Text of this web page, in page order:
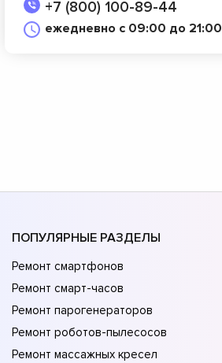
+7 (800) 100-89-44
ежедневно с 09:00 до 21:00
ПОПУЛЯРНЫЕ РАЗДЕЛЫ
Ремонт смартфонов
Ремонт смарт-часов
Ремонт парогенераторов
Ремонт роботов-пылесосов
Ремонт массажных кресел